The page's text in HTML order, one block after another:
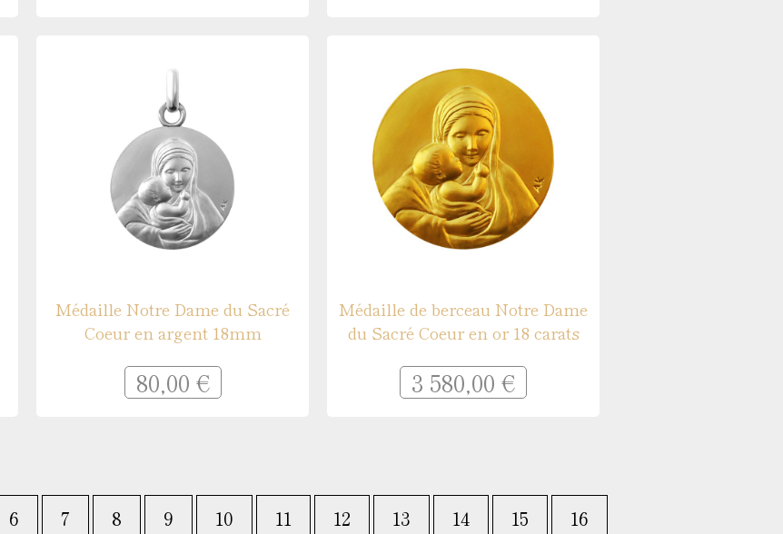
Médaille Notre Dame du Sacré
Coeur en argent 18mm
80,00 €
Médaille de berceau Notre Dame
du Sacré Coeur en or 18 carats
3 580,00 €
6 7 8 9 10 11 12 13 14 15 16